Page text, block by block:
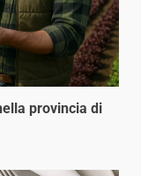
provincia di